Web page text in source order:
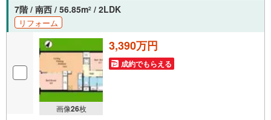
7階 / 南西 / 56.85m2 / 2LDK
リフォーム
画像26枚
3,390万円
成約でもらえる